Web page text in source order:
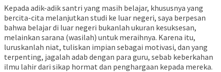
Kepada adik-adik santri yang masih belajar, khususnya yang
bercita-cita melanjutkan studi ke luar negeri, saya berpesan
bahwa belajar di luar negeri bukanlah ukuran kesuksesan,
melainkan sarana (wasilah) untuk meraihnya. Karena itu,
luruskanlah niat, tuliskan impian sebagai motivasi, dan yang
terpenting, jagalah adab dengan para guru, sebab keberkahan
ilmu lahir dari sikap hormat dan penghargaan kepada mereka.